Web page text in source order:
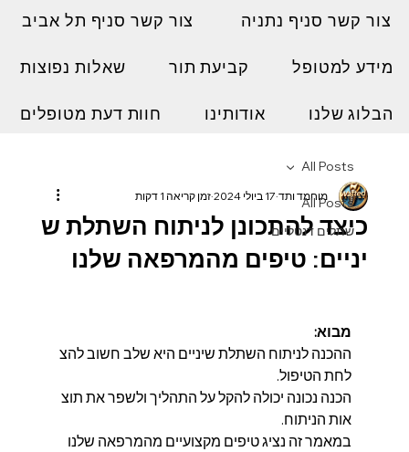
צור קשר סניף תל אביב צור קשר סניף נתניה
שאלות נפוצות קביעת תור מידע למטופל
חוות דעת מטופלים אודותינו הבלוג שלנו
All Posts
שתלים דנטליים
All Posts
כיצד להתכונן לניתוח השתלת ש
יניים: טיפים מהמרפאה שלנו
מוחמד ותד 17 ביולי 2024 זמן קריאה 1 דקות
מבוא:
ההכנה לניתוח השתלת שיניים היא שלב חשוב להצ
לחת הטיפול.
הכנה נכונה יכולה להקל על התהליך ולשפר את תוצ
אות הניתוח.
במאמר זה נציג טיפים מקצועיים מהמרפאה שלנו